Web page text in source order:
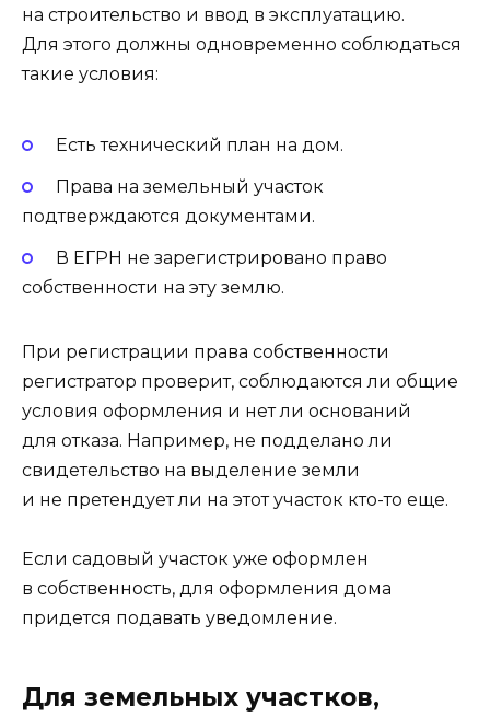
на строительство и ввод в эксплуатацию.
Для этого должны одновременно соблюдаться
такие условия:
Есть технический план на дом.
Права на земельный участок
подтверждаются документами.
В ЕГРН не зарегистрировано право
собственности на эту землю.
При регистрации права собственности
регистратор проверит, соблюдаются ли общие
условия оформления и нет ли оснований
для отказа. Например, не подделано ли
свидетельство на выделение земли
и не претендует ли на этот участок кто-то еще.
Если садовый участок уже оформлен
в собственность, для оформления дома
придется подавать уведомление.
Для земельных участков,